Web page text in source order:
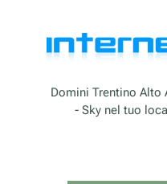
Domini Trentino
- Sky nel tuo